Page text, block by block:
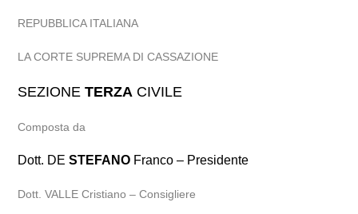
REPUBBLICA ITALIANA
LA CORTE SUPREMA DI CASSAZIONE
SEZIONETERZA CIVILE
Composta da
Dott. DESTEFANO Franco – Presidente
Dott. VALLE Cristiano – Consigliere